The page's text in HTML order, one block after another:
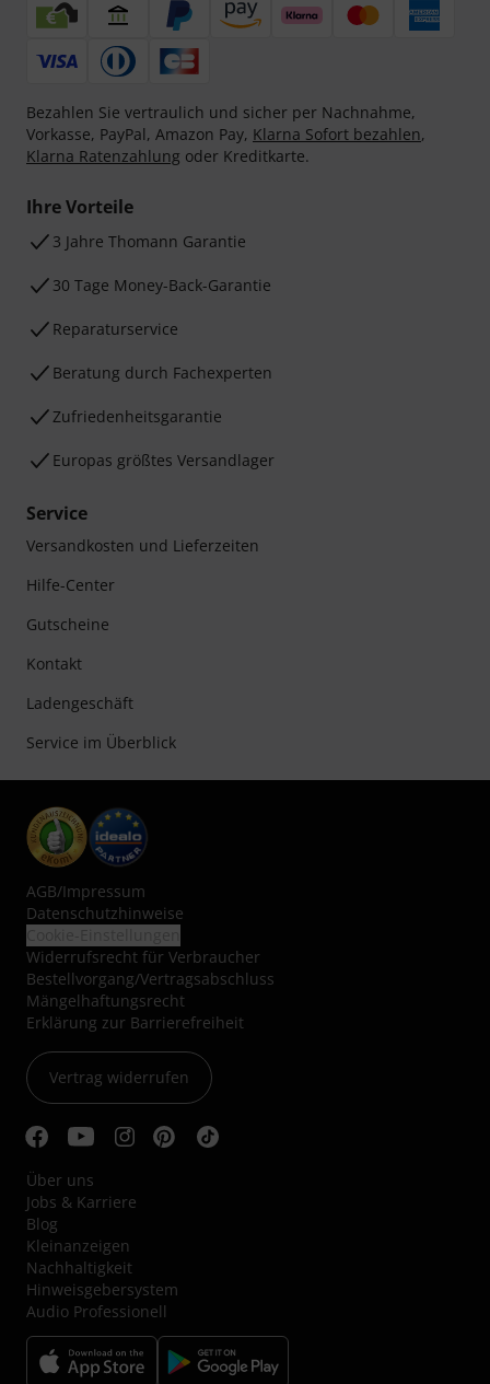
Bezahlen Sie vertraulich und sicher per Nachnahme,
Vorkasse, PayPal, Amazon Pay, Klarna Sofort bezahlen,
Klarna Ratenzahlung oder Kreditkarte.
Ihre Vorteile
3 Jahre Thomann Garantie
30 Tage Money-Back-Garantie
Reparaturservice
Beratung durch Fachexperten
Zufriedenheitsgarantie
Europas größtes Versandlager
Service
Versandkosten und Lieferzeiten
Hilfe-Center
Gutscheine
Kontakt
Ladengeschäft
Service im Überblick
AGB/Impressum
Datenschutzhinweise
Widerrufsrecht für Verbraucher
Bestellvorgang/Vertragsabschluss
Mängelhaftungsrecht
Erklärung zur Barrierefreiheit
Vertrag widerrufen
Über uns
Jobs & Karriere
Blog
Kleinanzeigen
Nachhaltigkeit
Hinweisgebersystem
Audio Professionell